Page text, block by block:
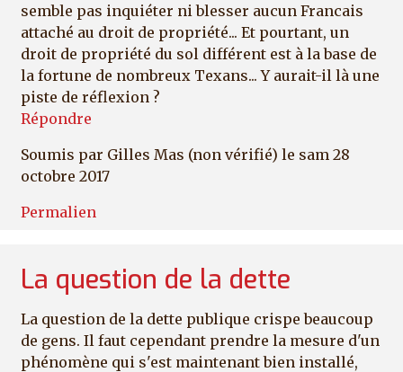
semble pas inquiéter ni blesser aucun Francais
attaché au droit de propriété... Et pourtant, un
droit de propriété du sol différent est à la base de
la fortune de nombreux Texans... Y aurait-il là une
piste de réflexion ?
Répondre
Soumis par Gilles Mas (non vérifié) le sam 28
octobre 2017
Permalien
La question de la dette
La question de la dette publique crispe beaucoup
de gens. Il faut cependant prendre la mesure d'un
phénomène qui s'est maintenant bien installé,